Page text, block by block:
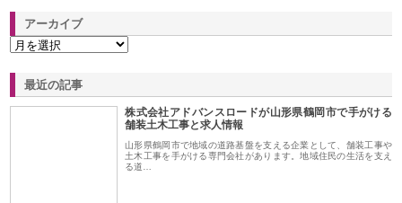
アーカイブ
最近の記事
株式会社アドバンスロードが山形県鶴岡市で手がける
舗装土木工事と求人情報
山形県鶴岡市で地域の道路基盤を支える企業として、舗装工事や
土木工事を手がける専門会社があります。地域住民の生活を支え
る道…